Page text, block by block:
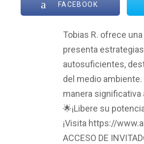
FACEBOOK
Tobias R. ofrece
presenta
autosuficientes,
del medio
manera
🌟¡Libere su
¡Visita https://
ACCESO DE